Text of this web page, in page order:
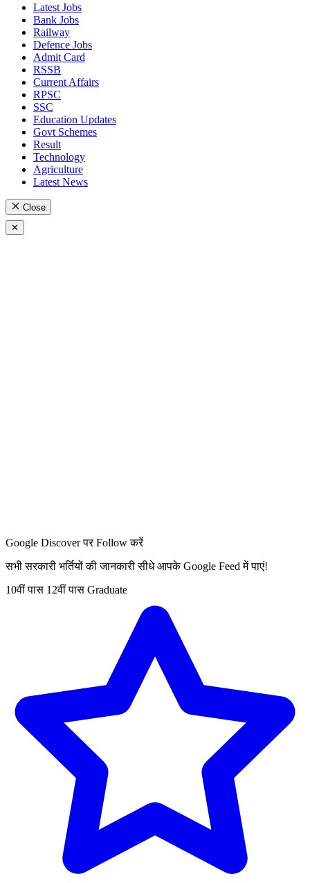
Latest Jobs
Bank Jobs
Railway
Defence Jobs
Admit Card
RSSB
Current Affairs
RPSC
SSC
Education Updates
Govt Schemes
Result
Technology
Agriculture
Latest News
Close
✕
Google Discover पर Follow करें
सभी सरकारी भर्तियों की जानकारी सीधे आपके Google Feed में पाएं!
10वीं पास 12वीं पास Graduate